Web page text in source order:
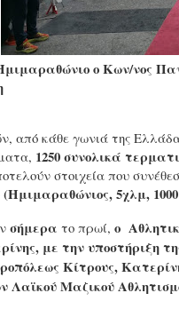
ο Κων/νος
από κάθε γωνιά της
1250 συνολικά
στοιχεία που
(Ημιμαραθώνιος, 5χλμ,
σήμερα το πρωί, ο
με την υποστήριξη
Κίτρους,
Λαϊκού Μαζικού